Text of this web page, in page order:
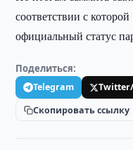
соответствии с
официальный статус
Поделиться:
Telegram
Скопировать ссылку